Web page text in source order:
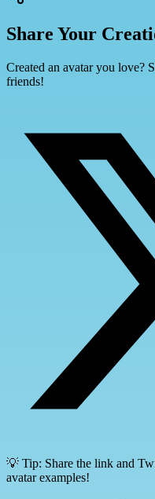
Share Your
Created an avatar you love?
friends!
💡 Tip: Share the link and
avatar examples!